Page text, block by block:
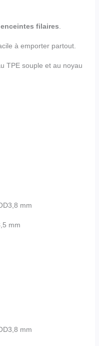
filaires.
à emporter partout.
TPE souple et au noyau
mm
mm
mm